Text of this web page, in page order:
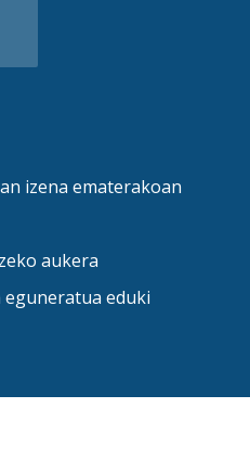
izena ematerakoan
aukera
eduki